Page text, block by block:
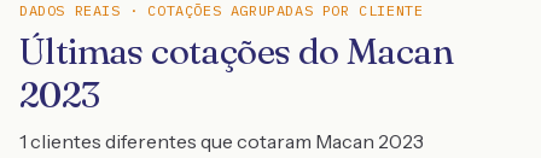
DADOS REAIS · COTAÇÕES AGRUPADAS POR CLIENTE
Últimas cotações do Macan
2023
1 clientes diferentes que cotaram Macan 2023